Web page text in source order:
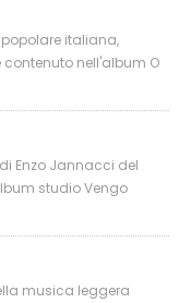
italiana,
nell'album O
Enzo Jannacci del
studio Vengo
musica leggera